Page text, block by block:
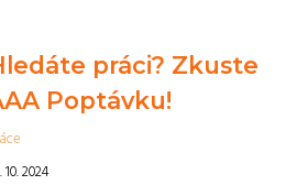
práci? Zkuste
Poptávku!
10. 2024